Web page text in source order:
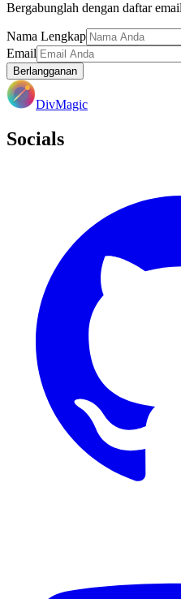
Bergabunglah dengan daftar
Nama Lengkap
Email
Berlangganan
DivMagic
Socials